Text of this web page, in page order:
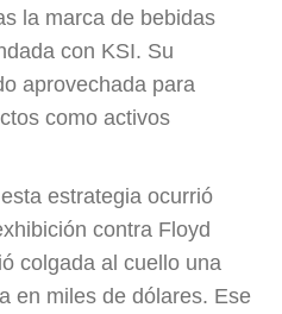
la marca de bebidas
con KSI. Su
aprovechada para
como activos
estrategia ocurrió
contra Floyd
colgada al cuello una
en miles de dólares. Ese